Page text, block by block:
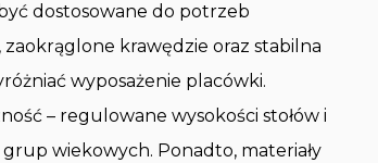
dostosowane do potrzeb
krawędzie oraz stabilna
wyposażenie placówki.
– regulowane wysokości stołów i
wiekowych. Ponadto, materiały